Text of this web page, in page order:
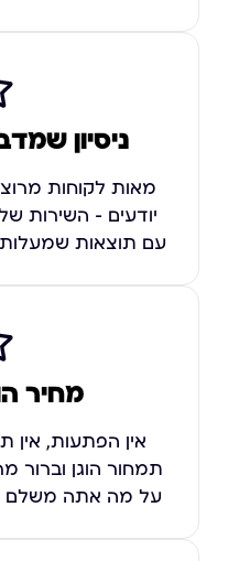
ניסיון
מאות לקוחות
יודעים – השירות
עם תוצאות
מחיר
אין הפתעות, אין
תמחור הוגן וברור
על מה אתה משלם